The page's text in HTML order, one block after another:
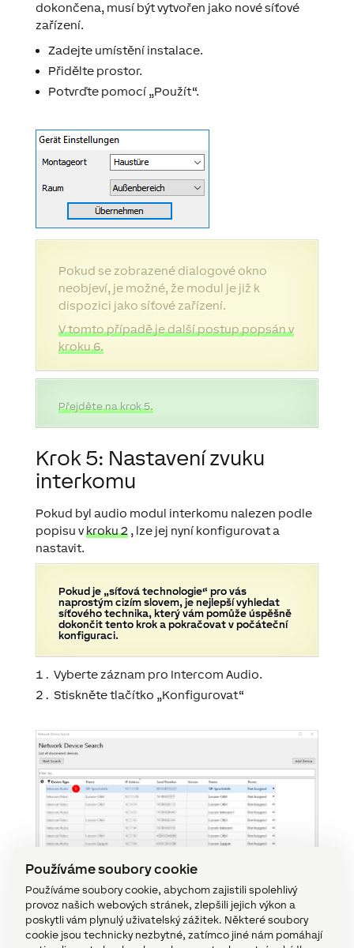
Používáme soubory cookie
Používáme soubory cookie, abychom zajistili spolehlivý
provoz našich webových stránek, zlepšili jejich výkon a
poskytli vám plynulý uživatelský zážitek. Některé soubory
cookie jsou technicky nezbytné, zatímco jiné nám pomáhají
dokončena, musí být vytvořen jako nové síťové
zařízení.
Zadejte umístění instalace.
Přidělte prostor.
Potvrďte pomocí „Použít“.
Pokud se zobrazené dialogové okno
neobjeví, je možné, že modul je již k
dispozici jako síťové zařízení.
V tomto případě je další postup popsán v
kroku 6.
Přejděte na krok 5.
Krok 5: Nastavení zvuku
interkomu
Pokud byl audio modul interkomu nalezen podle
popisu vkroku 2, lze jej nyní konfigurovat a
nastavit.
Pokud je „síťová technologie“ pro vás
naprostým cizím slovem, je nejlepší vyhledat
síťového technika, který vám pomůže úspěšně
dokončit tento krok a pokračovat v počáteční
konfiguraci.
Vyberte záznam pro Intercom Audio.
Stiskněte tlačítko „Konfigurovat“
Pokud nebyl nalezen zvukový modul interkomu,